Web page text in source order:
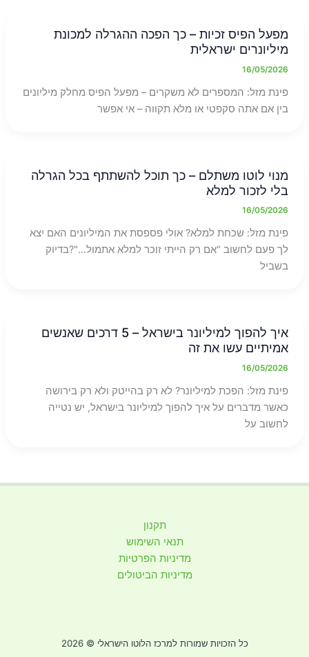
מפעל הפיס זכיות – כך הפכה ההגרלה למכונת
מיליונרים ישראלית
16/05/2026
פינת מזל: המספרים לא משקרים – מפעל הפיס מחלק מיליונים
בין אם אתה סקפטי או מלא תקווה – אי אפשר
מנוי לוטו משתלם – כך תוכל להשתתף בכל הגרלה
בלי לזכור למלא
16/05/2026
פינת מזל: שכחת למלא? אולי פספסת את המיליונים האם יצא
לך פעם לחשוב "אם רק הייתי זוכר למלא אתמול…"?בדיוק
בשביל
איך להפוך למיליונר בישראל – 5 דרכים שאנשים
אמיתיים עשו את זה
16/05/2026
פינת מזל: הפכת למיליונר? לא רק בהייטק ולא רק בירושה
כאשר מדברים על איך להפוך למיליונר בישראל, יש נטייה
לחשוב על
תקנון
תנאי השימוש
מדיניות הפרטיות
מדיניות הביטולים
כל הזכויות שמורות למרכז הלוטו הישראלי © 2026